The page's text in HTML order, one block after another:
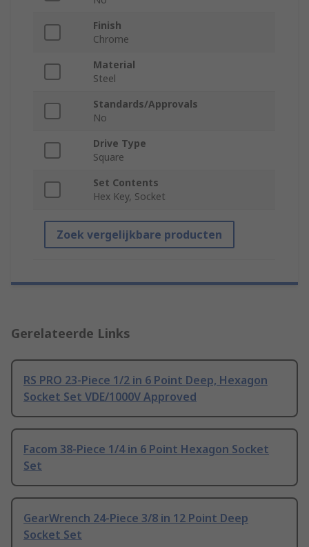
Finish
Chrome
Material
Steel
Standards/Approvals
No
Drive Type
Square
Set Contents
Hex Key, Socket
Zoek vergelijkbare producten
Gerelateerde Links
RS PRO 23-Piece 1/2 in 6 Point Deep, Hexagon
Socket Set VDE/1000V Approved
Facom 38-Piece 1/4 in 6 Point Hexagon Socket
Set
GearWrench 24-Piece 3/8 in 12 Point Deep
Socket Set